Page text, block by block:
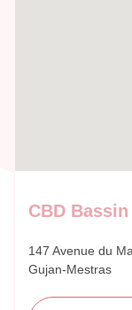
CBD
147 Avenue du
Gujan-Mestras